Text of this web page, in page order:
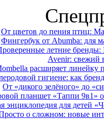
От цветов до пения птиц:
Фингербук от Abumba: для
летние
Avenir: свежий
расширяет линейку
гигиене: как
От «дикого зелёного» до
планшет «Таппи 9в1»
энциклопедия для детей
о сложном: новые